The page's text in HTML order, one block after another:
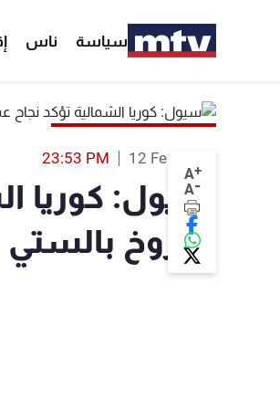
سياسة ناس
A+
A-
12 Feb 2017
23:53 PM
سيول: كوريا
صاروخ بالستي